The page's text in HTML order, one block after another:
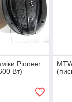
Pioneer
Вт)